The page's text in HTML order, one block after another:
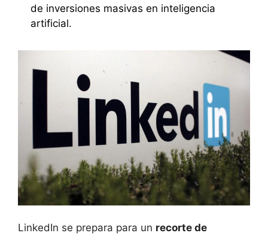
de inversiones masivas en inteligencia
artificial.
LinkedIn se prepara para un recorte de